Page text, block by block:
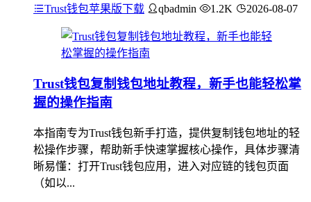
Trust钱包苹果版下载 qbadmin 1.2K 2026-08-07
Trust钱包复制钱包地址教程，新手也能轻松掌
握的操作指南
本指南专为Trust钱包新手打造，提供复制钱包地址的轻
松操作步骤，帮助新手快速掌握核心操作，具体步骤清
晰易懂：打开Trust钱包应用，进入对应链的钱包页面
（如以...